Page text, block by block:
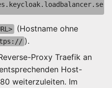
(Hostname ohne
).
Proxy Traefik an
Host-
weiterzuleiten. Im